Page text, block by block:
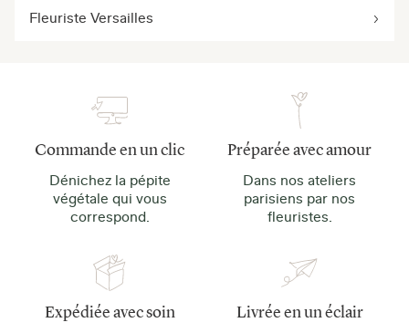
Fleuriste Versailles
Commande en un clic
Dénichez la pépite
végétale qui vous
correspond.
Préparée avec amour
Dans nos ateliers
parisiens par nos
fleuristes.
Expédiée avec soin Livrée en un éclair